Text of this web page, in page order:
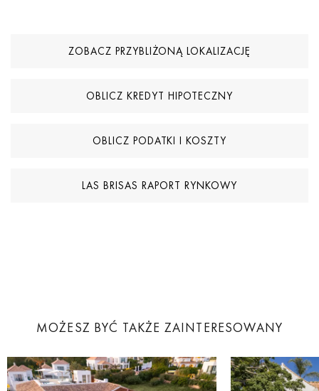
ZOBACZ PRZYBLIŻONĄ LOKALIZACJĘ
OBLICZ KREDYT HIPOTECZNY
OBLICZ PODATKI I KOSZTY
LAS BRISAS RAPORT RYNKOWY
MOŻESZ BYĆ TAKŻE ZAINTERESOWANY